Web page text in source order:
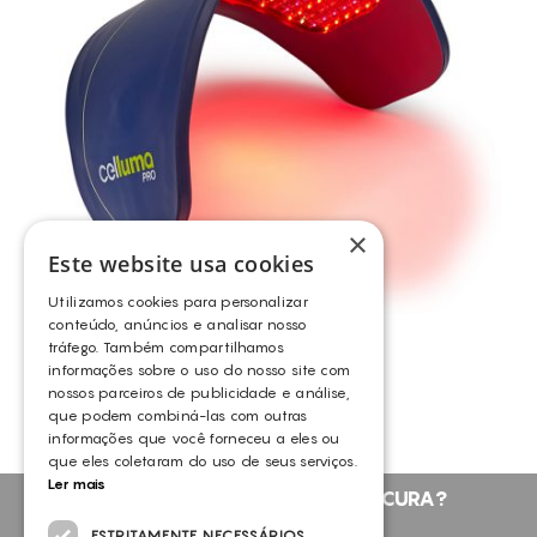
CONSUMÍVEIS
ASSISTÊNCIA TÉCNICA
CONTACTOS
CELLUMA
TODOS OS TRATAMENTOS
ALISAR RUGAS
ANTI-MANCHAS
ATROFIA VAGINAL
CELULITE ADIPOSA
DEPILAÇÃO A LASER DIODO
DESIDRATAÇÃO
DIMINUIÇÃO DA CELULITE
DOR
DRENAGEM
CELLUMA FACE
CELLUMA
NÃO ENCONTROU O QUE PROCURA?
FALE CONNOSCO
×
Este website usa cookies
Utilizamos cookies para personalizar
conteúdo, anúncios e analisar nosso
tráfego. Também compartilhamos
informações sobre o uso do nosso site com
nossos parceiros de publicidade e análise,
que podem combiná-las com outras
informações que você forneceu a eles ou
que eles coletaram do uso de seus serviços.
Ler mais